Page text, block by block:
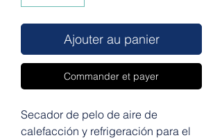
Ajouter au panier
Commander et payer
Secador de pelo de aire de
calefacción y refrigeración para el